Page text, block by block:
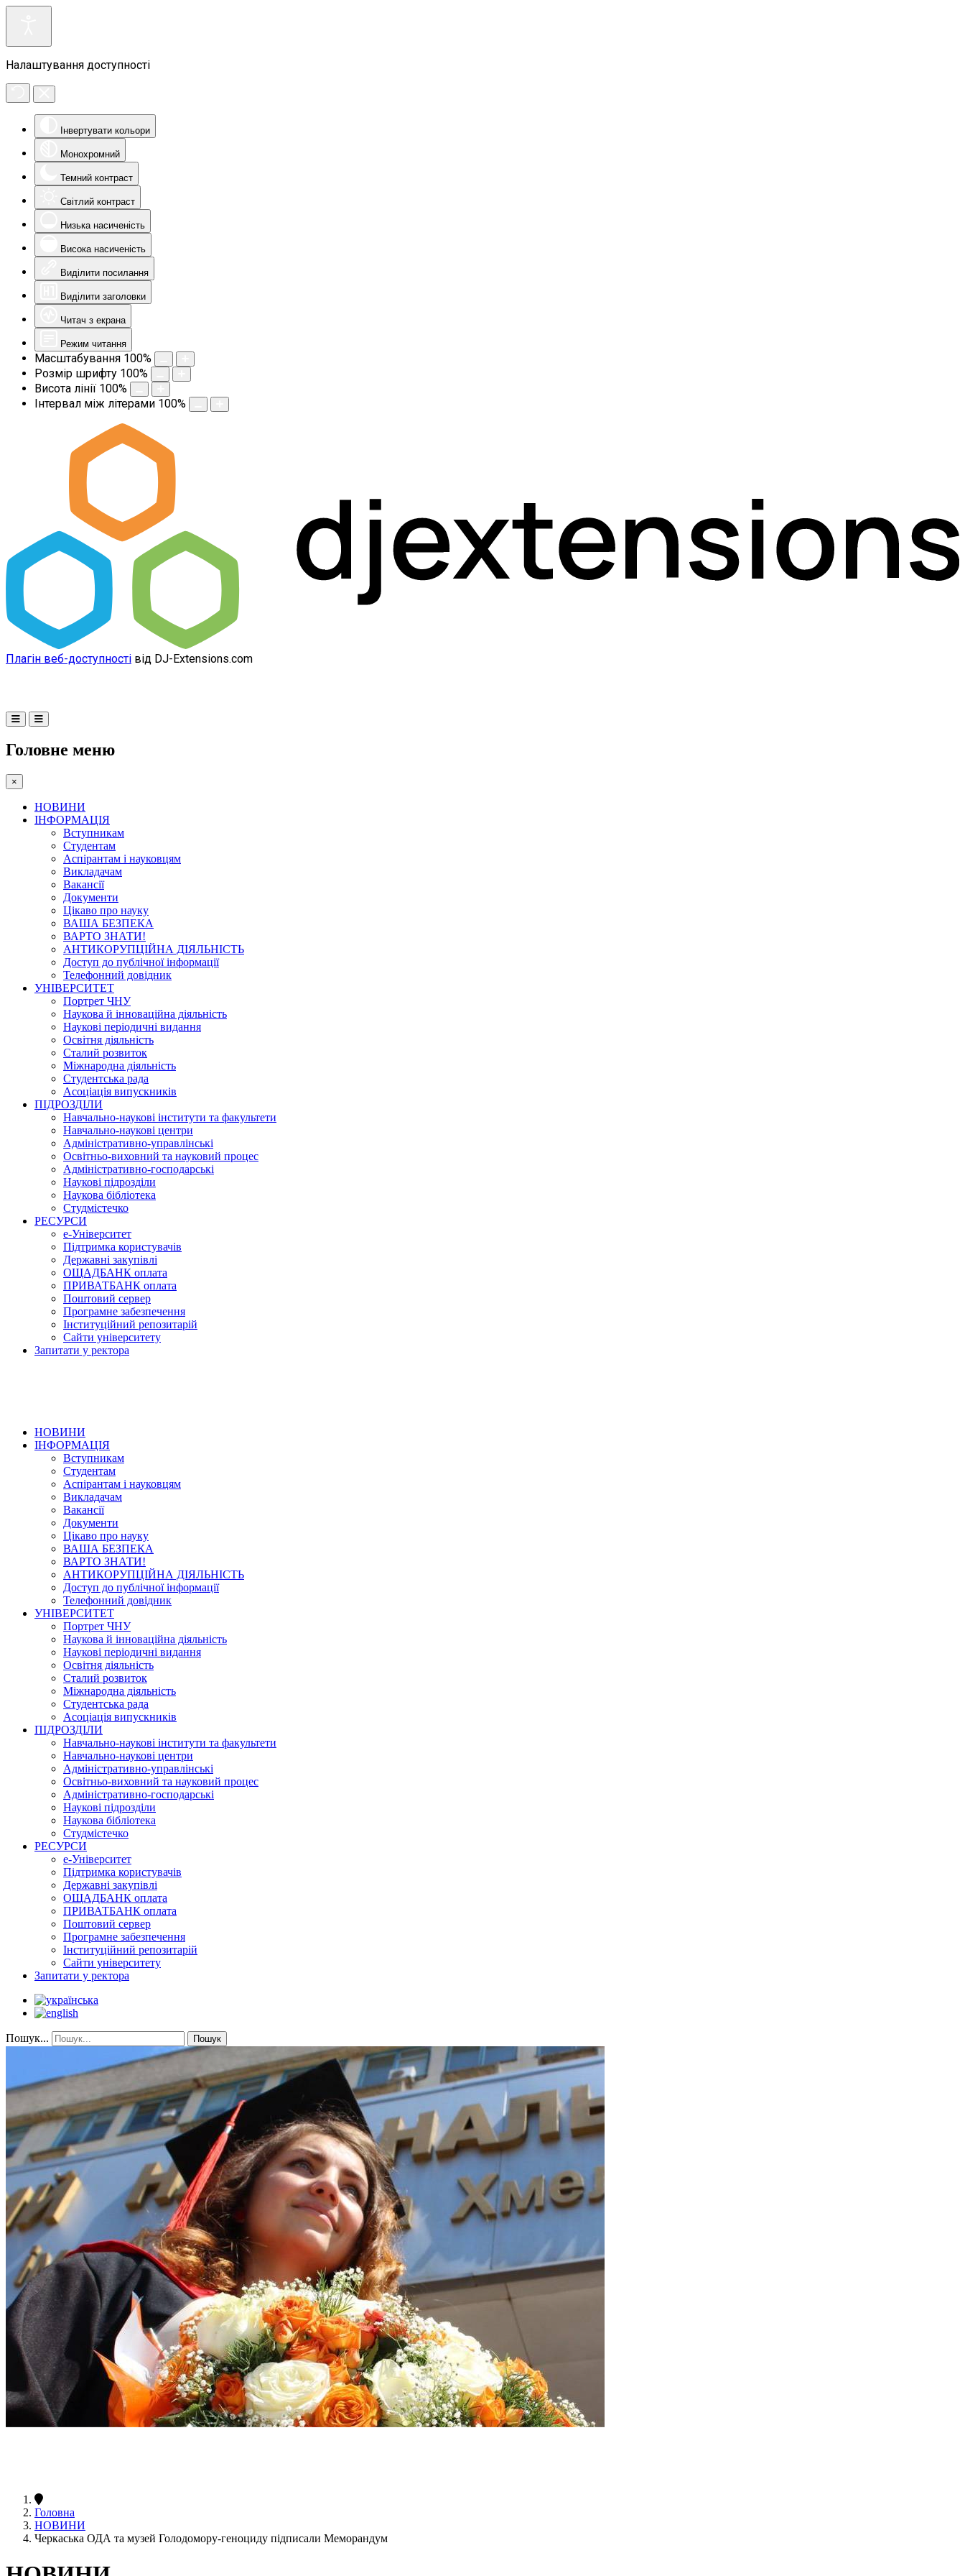
Налаштування доступності
Інвертувати кольори
Монохромний
Темний контраст
Світлий контраст
Низька насиченість
Висока насиченість
Виділити посилання
Виділити заголовки
Читач з екрана
Режим читання
Масштабування 100%
Розмір шрифту 100%
Висота лінії 100%
Інтервал між літерами 100%
Плагін веб-доступності від DJ-Extensions.com
Головне меню
×
НОВИНИ
ІНФОРМАЦІЯ
Вступникам
Студентам
Аспірантам і науковцям
Викладачам
Вакансії
Документи
Цікаво про науку
ВАША БЕЗПЕКА
ВАРТО ЗНАТИ!
АНТИКОРУПЦІЙНА ДІЯЛЬНІСТЬ
Доступ до публічної інформації
Телефонний довідник
УНІВЕРСИТЕТ
Портрет ЧНУ
Наукова й інноваційна діяльність
Наукові періодичні видання
Освітня діяльність
Сталий розвиток
Міжнародна діяльність
Студентська рада
Асоціація випускників
ПІДРОЗДІЛИ
Навчально-наукові інститути та факультети
Навчально-наукові центри
Адміністративно-управлінські
Освітньо-виховний та науковий процес
Адміністративно-господарські
Наукові підрозділи
Наукова бібліотека
Студмістечко
РЕСУРСИ
е-Університет
Підтримка користувачів
Державні закупівлі
ОЩАДБАНК оплата
ПРИВАТБАНК оплата
Поштовий сервер
Програмне забезпечення
Інституційний репозитарій
Сайти університету
Запитати у ректора
НОВИНИ
ІНФОРМАЦІЯ
Вступникам
Студентам
Аспірантам і науковцям
Викладачам
Вакансії
Документи
Цікаво про науку
ВАША БЕЗПЕКА
ВАРТО ЗНАТИ!
АНТИКОРУПЦІЙНА ДІЯЛЬНІСТЬ
Доступ до публічної інформації
Телефонний довідник
УНІВЕРСИТЕТ
Портрет ЧНУ
Наукова й інноваційна діяльність
Наукові періодичні видання
Освітня діяльність
Сталий розвиток
Міжнародна діяльність
Студентська рада
Асоціація випускників
ПІДРОЗДІЛИ
Навчально-наукові інститути та факультети
Навчально-наукові центри
Адміністративно-управлінські
Освітньо-виховний та науковий процес
Адміністративно-господарські
Наукові підрозділи
Наукова бібліотека
Студмістечко
РЕСУРСИ
е-Університет
Підтримка користувачів
Державні закупівлі
ОЩАДБАНК оплата
ПРИВАТБАНК оплата
Поштовий сервер
Програмне забезпечення
Інституційний репозитарій
Сайти університету
Запитати у ректора
Пошук... Пошук
Головна
НОВИНИ
Черкаська ОДА та музей Голодомору-геноциду підписали Меморандум